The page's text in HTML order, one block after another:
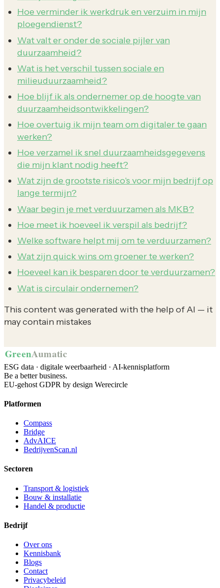
Hoe verminder ik werkdruk en verzuim in mijn
ploegendienst?
Wat valt er onder de sociale pijler van
duurzaamheid?
Wat is het verschil tussen sociale en
milieuduurzaamheid?
Hoe blijf ik als ondernemer op de hoogte van
duurzaamheidsontwikkelingen?
Hoe overtuig ik mijn team om digitaler te gaan
werken?
Hoe verzamel ik snel duurzaamheidsgegevens
die mijn klant nodig heeft?
Wat zijn de grootste risico's voor mijn bedrijf op
lange termijn?
Waar begin je met verduurzamen als MKB?
Hoe meet ik hoeveel ik verspil als bedrijf?
Welke software helpt mij om te verduurzamen?
Wat zijn quick wins om groener te werken?
Hoeveel kan ik besparen door te verduurzamen?
Wat is circulair ondernemen?
This content was generated with the help of AI — it
may contain mistakes
GreenAumatic
ESG data · digitale weerbaarheid · AI-kennisplatform
Be a better business.
EU-gehost GDPR by design Werecircle
Platformen
Compass
Bridge
AdvAICE
BedrijvenScan.nl
Sectoren
Transport & logistiek
Bouw & installatie
Handel & productie
Bedrijf
Over ons
Kennisbank
Blogs
Contact
Privacybeleid